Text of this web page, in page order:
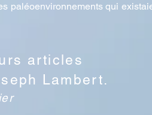
articles
Lambert.
paléoenvironnements qui